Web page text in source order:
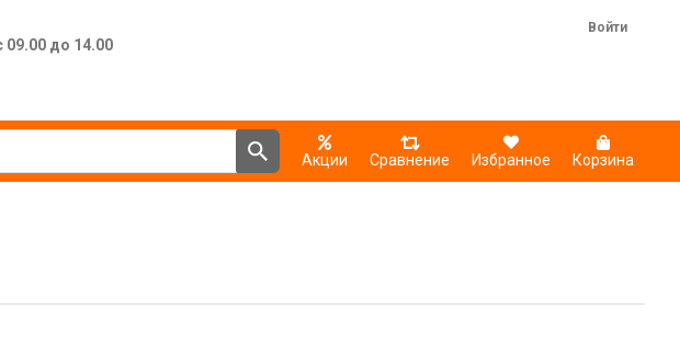
09.00 до 14.00
Войти
Акции Сравнение Избранное Корзина